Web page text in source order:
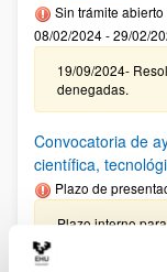
Sin trámite
08/02/2024 - 29/02/
19/09/2024-
denegadas.
Convocatoria de
científica,
Plazo de
Plazo interno